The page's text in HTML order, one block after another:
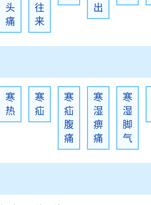
头
痛
往
来
出
寒
热
寒
疝
寒
疝
腹
痛
寒
湿
痹
痛
寒
湿
脚
气